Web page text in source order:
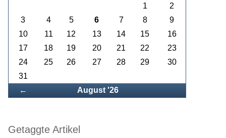
← August '26
1
2
3
4 5 6 7 8
9
10
11 12 13 14 15
16
17
18 19 20 21 22
23
24
25 26 27 28 29
30
31
Getaggte Artikel